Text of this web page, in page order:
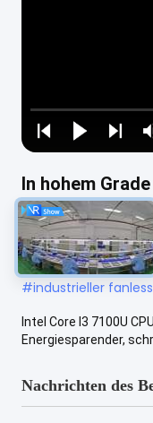
Play
Play
Play
Loaded:
0%
In hohem
HDMI
Industrieller Mini-PC
#industrieller
Intel Core I3 7100U
Energiesparender,
Nachrichten des